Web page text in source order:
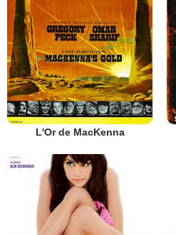
L'Or de MacKenna